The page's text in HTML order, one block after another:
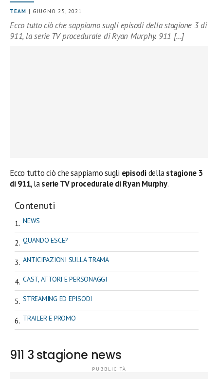
TEAM | GIUGNO 25, 2021
Ecco tutto ciò che sappiamo sugli episodi della stagione 3 di
911, la serie TV procedurale di Ryan Murphy. 911 […]
Ecco tutto ciò che sappiamo sugli episodidellastagione 3
di 911, laserie TV procedurale di Ryan Murphy.
Contenuti
NEWS
QUANDO ESCE?
ANTICIPAZIONI SULLA TRAMA
CAST, ATTORI E PERSONAGGI
STREAMING ED EPISODI
TRAILER E PROMO
911 3 stagione news